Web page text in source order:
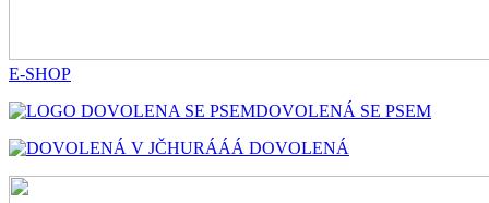
E-SHOP
DOVOLENÁ SE PSEM
HURÁÁÁ DOVOLENÁ